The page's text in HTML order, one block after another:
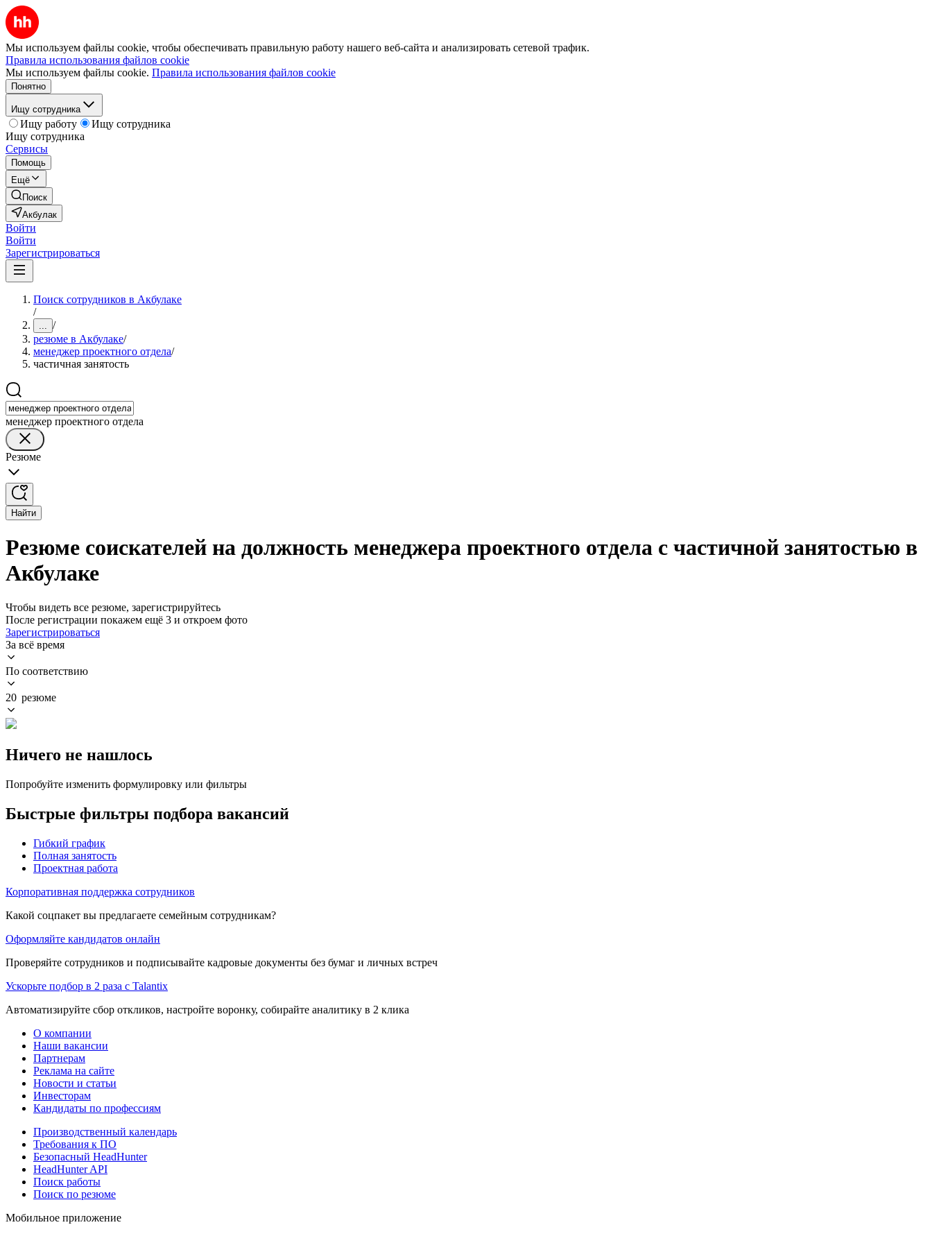
Мы используем файлы cookie, чтобы обеспечивать правильную работу нашего веб-сайта и анализировать сетевой трафик.
Правила использования файлов cookie
Мы используем файлы cookie. Правила использования файлов cookie
Понятно
Ищу сотрудника
Ищу работу
Ищу сотрудника
Ищу сотрудника
Сервисы
Помощь
Ещё
Поиск
Акбулак
Войти
Войти
Зарегистрироваться
Поиск сотрудников в Акбулаке
/
... /
резюме в Акбулаке/
менеджер проектного отдела/
частичная занятость
менеджер проектного отдела
Резюме
Найти
Резюме соискателей на должность менеджера проектного отдела с частичной занятостью в
Акбулаке
Чтобы видеть все резюме, зарегистрируйтесь
После регистрации покажем ещё 3 и откроем фото
Зарегистрироваться
За всё время
По соответствию
20 резюме
Ничего не нашлось
Попробуйте изменить формулировку или фильтры
Быстрые фильтры подбора вакансий
Гибкий график
Полная занятость
Проектная работа
Корпоративная поддержка сотрудников
Какой соцпакет вы предлагаете семейным сотрудникам?
Оформляйте кандидатов онлайн
Проверяйте сотрудников и подписывайте кадровые документы без бумаг и личных встреч
Ускорьте подбор в 2 раза с Talantix
Автоматизируйте сбор откликов, настройте воронку, собирайте аналитику в 2 клика
О компании
Наши вакансии
Партнерам
Реклама на сайте
Новости и статьи
Инвесторам
Кандидаты по профессиям
Производственный календарь
Требования к ПО
Безопасный HeadHunter
HeadHunter API
Поиск работы
Поиск по резюме
Мобильное приложение